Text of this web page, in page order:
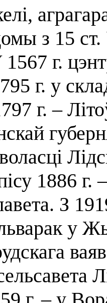
з 15 ст.
г.
г. у
г. –
1886 г.
З
у